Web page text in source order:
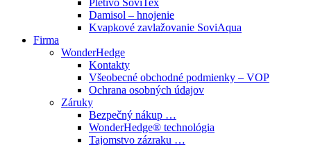
Pletivo SoviTex
Damisol – hnojenie
Kvapkové zavlažovanie SoviAqua
Firma
WonderHedge
Kontakty
Všeobecné obchodné podmienky – VOP
Ochrana osobných údajov
Záruky
Bezpečný nákup …
WonderHedge® technológia
Tajomstvo zázraku …